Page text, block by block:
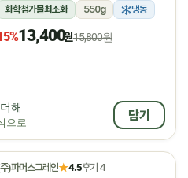
화학첨가물최소화 550g 냉동
13,400원15,800원
해
으로
담기
)파머스그레인★4.5후기 4